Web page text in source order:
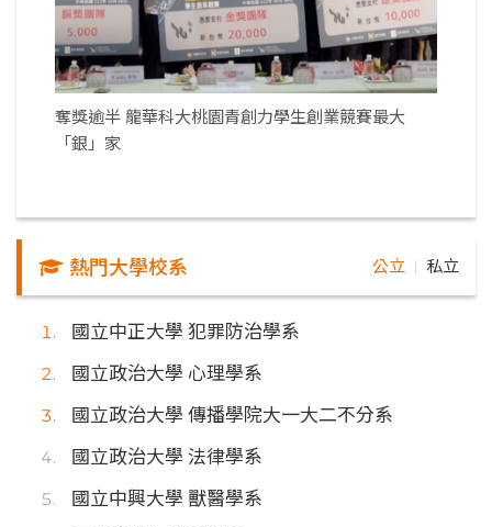
奪獎逾半 龍華科大桃園青創力學生創業競賽最大
「銀」家
熱門大學校系 公立 私立
國立中正大學 犯罪防治學系
國立政治大學 心理學系
國立政治大學 傳播學院大一大二不分系
國立政治大學 法律學系
國立中興大學 獸醫學系